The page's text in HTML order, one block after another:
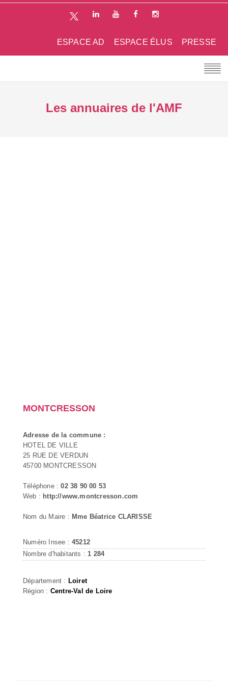
PRESSE
ESPACE ÉLUS
ESPACE AD
Les annuaires de l'AMF
MONTCRESSON
Adresse de la commune :
HOTEL DE VILLE
25 RUE DE VERDUN
45700 MONTCRESSON
Téléphone :02 38 90 00 53
Web : http://www.montcresson.com
Nom du Maire : Mme Béatrice CLARISSE
Numéro Insee : 45212
Nombre d'habitants : 1 284
Département : Loiret
Région : Centre-Val de Loire